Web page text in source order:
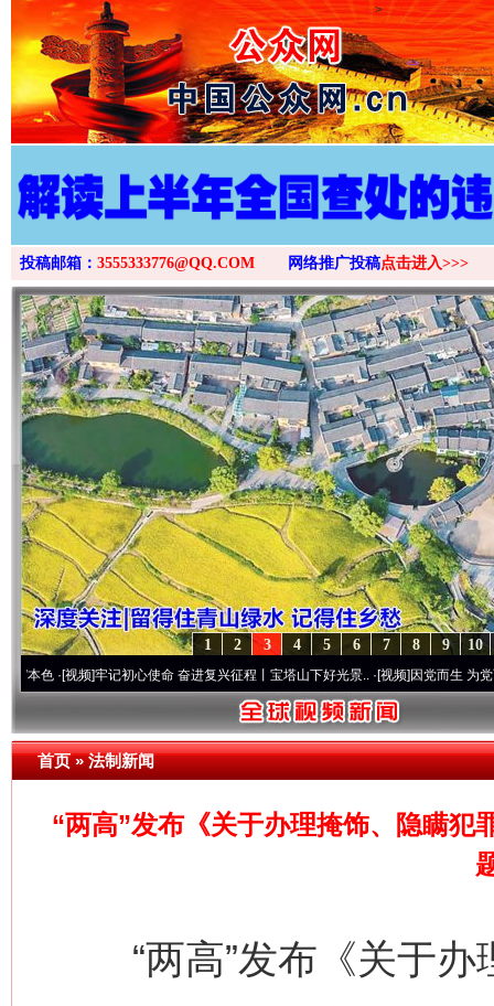
>
投稿邮箱： 3555333776@QQ.COM 网络推广投稿点击进入>>>
10
9
8
7
6
5
4
3
2
1
牢记初心使命 奋进复兴征程丨宝塔山下好光景..·[视频]因党而生 为党而战——百
首页»法制新闻
“两高”发布《关于办理掩饰、隐瞒犯
“两高”发布《关于办